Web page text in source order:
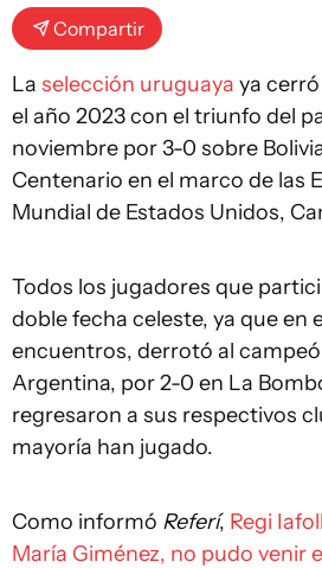
Compartir
La selección uruguaya ya
el año 2023 con el triunfo del
noviembre por 3-0 sobre
Centenario en el marco de las
Mundial de Estados Unidos,
Todos los jugadores que
doble fecha celeste, ya que en
encuentros, derrotó al
Argentina, por 2-0 en La
regresaron a sus respectivos
mayoría han jugado.
Como informó Referí, Regi
María Giménez, no pudo venir